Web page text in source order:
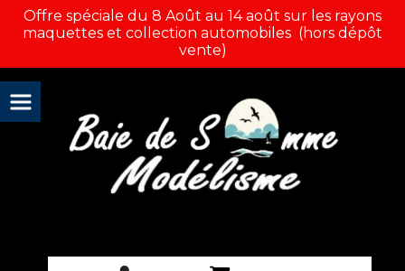
Offre spéciale du 8 Août au 14 août sur les rayons
maquettes et collection automobiles (hors dépôt
vente)
Panneau de gestion des cookies